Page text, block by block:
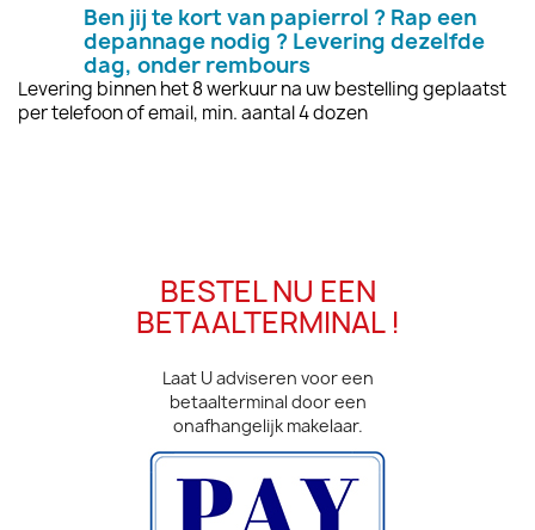
Ben jij te kort van papierrol ? Rap een
depannage nodig ? Levering dezelfde
dag, onder rembours
Levering binnen het 8 werkuur na uw bestelling geplaatst
per telefoon of email, min. aantal 4 dozen
BESTEL NU EEN
BETAALTERMINAL !
Laat U adviseren voor een
betaalterminal door een
onafhangelijk makelaar.